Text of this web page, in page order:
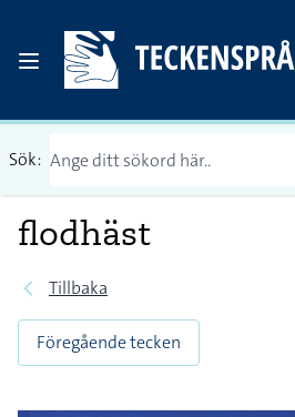
Sök:
flodhäst
Tillbaka
Föregående tecken